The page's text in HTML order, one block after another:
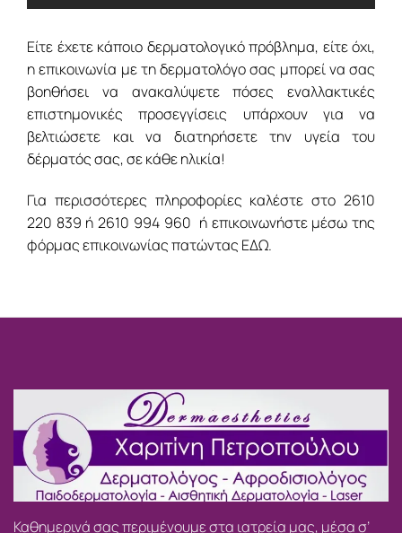
Είτε έχετε κάποιο δερματολογικό πρόβλημα, είτε όχι,
η επικοινωνία με τη δερματολόγο σας μπορεί να σας
βοηθήσει να ανακαλύψετε πόσες εναλλακτικές
επιστημονικές προσεγγίσεις υπάρχουν για να
βελτιώσετε και να διατηρήσετε την υγεία του
δέρματός σας, σε κάθε ηλικία!
Για περισσότερες πληροφορίες καλέστε στο 2610
220 839 ή2610 994 960 ή επικοινωνήστε μέσω της
φόρμας επικοινωνίας πατώντας ΕΔΩ.
Καθημερινά σας περιμένουμε στα ιατρεία μας, μέσα σ’